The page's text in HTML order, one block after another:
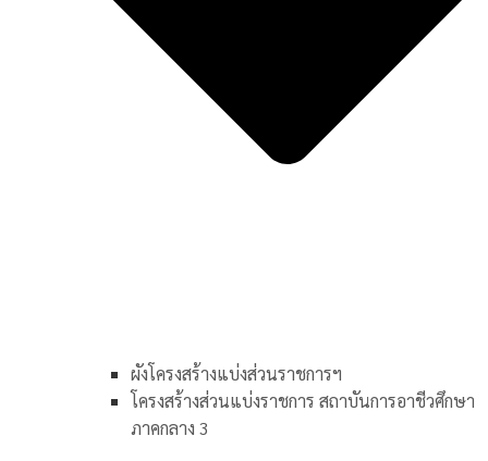
ผังโครงสร้างแบ่งส่วนราชการฯ
โครงสร้างส่วนแบ่งราชการ สถาบันการอาชีวศึกษา
ภาคกลาง 3